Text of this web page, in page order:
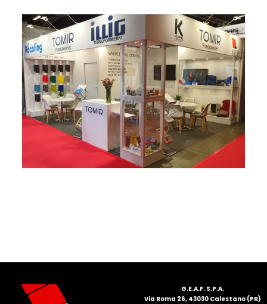
ENGLISH
G.E.A.F. S.P.A.
Via Roma 26, 43030 Calestano (PR)